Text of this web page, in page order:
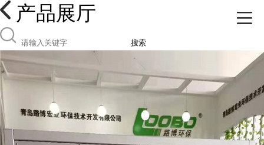
产品展厅
搜索